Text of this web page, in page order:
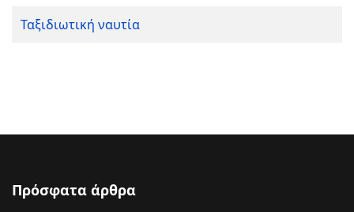
Ταξιδιωτική ναυτία
Πρόσφατα άρθρα